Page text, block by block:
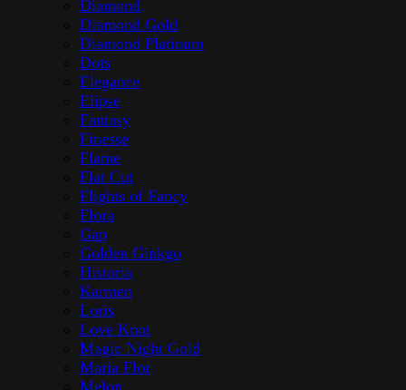
Diamond
Diamond Gold
Diamond Platinum
Dots
Elegance
Elipse
Fantasy
Finesse
Flame
Flat Cut
Flights of Fancy
Flora
Gap
Golden Ginkgo
Historia
Karmen
Loris
Love Knot
Magic Night Gold
Maria Flor
Melon